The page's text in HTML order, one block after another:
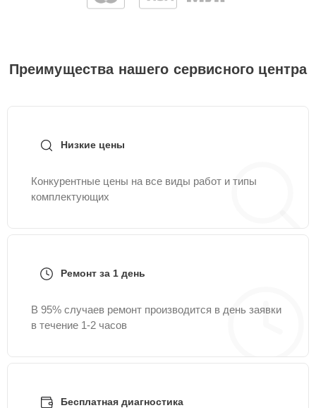
Преимущества нашего сервисного центра
Низкие цены
Конкурентные цены на все виды работ и типы
комплектующих
Ремонт за 1 день
В 95% случаев ремонт производится в день заявки
в течение 1-2 часов
Бесплатная диагностика